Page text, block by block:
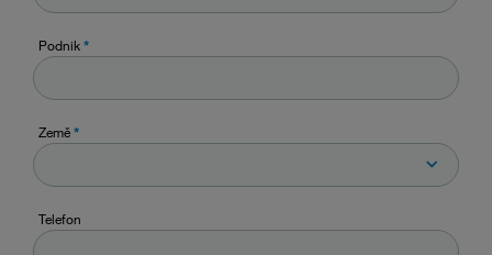
Podnik*
Země*
Telefon